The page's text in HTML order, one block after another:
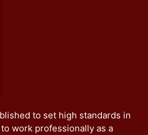
to set high standards in
work professionally as a